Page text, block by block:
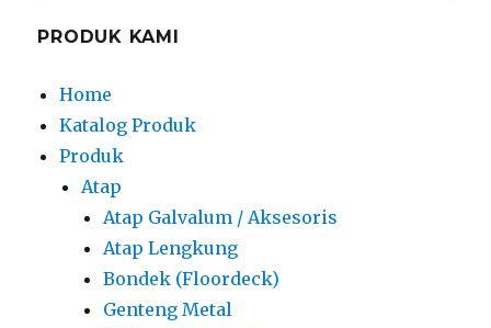
PRODUK KAMI
Home
Katalog Produk
Produk
Atap
Atap Galvalum / Aksesoris
Atap Lengkung
Bondek (Floordeck)
Genteng Metal